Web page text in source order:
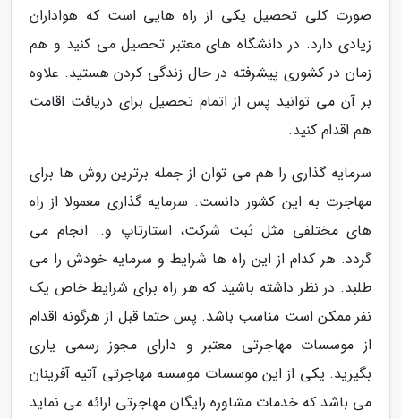
صورت کلی تحصیل یکی از راه هایی است که هواداران
زیادی دارد. در دانشگاه های معتبر تحصیل می کنید و هم
زمان در کشوری پیشرفته در حال زندگی کردن هستید. علاوه
بر آن می توانید پس از اتمام تحصیل برای دریافت اقامت
هم اقدام کنید.
سرمایه گذاری را هم می توان از جمله برترین روش ها برای
مهاجرت به این کشور دانست. سرمایه گذاری معمولا از راه
های مختلفی مثل ثبت شرکت، استارتاپ و.. انجام می
گردد. هر کدام از این راه ها شرایط و سرمایه خودش را می
طلبد. در نظر داشته باشید که هر راه برای شرایط خاص یک
نفر ممکن است مناسب باشد. پس حتما قبل از هرگونه اقدام
از موسسات مهاجرتی معتبر و دارای مجوز رسمی یاری
بگیرید. یکی از این موسسات موسسه مهاجرتی آتیه آفرینان
می باشد که خدمات مشاوره رایگان مهاجرتی ارائه می نماید